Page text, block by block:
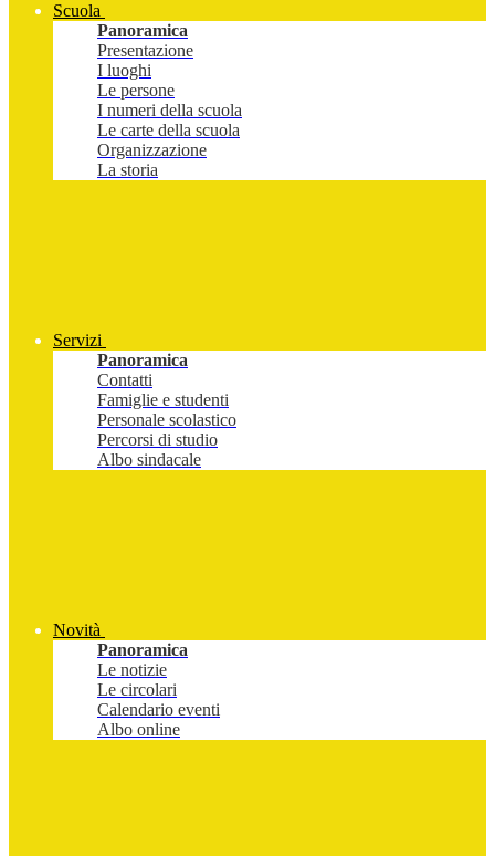
Scuola
Panoramica
Presentazione
I luoghi
Le persone
I numeri della scuola
Le carte della scuola
Organizzazione
La storia
Servizi
Panoramica
Contatti
Famiglie e studenti
Personale scolastico
Percorsi di studio
Albo sindacale
Novità
Panoramica
Le notizie
Le circolari
Calendario eventi
Albo online